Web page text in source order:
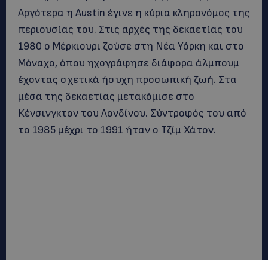
Αργότερα η Austin έγινε η κύρια κληρονόμος της
περιουσίας του. Στις αρχές της δεκαετίας του
1980 ο Μέρκιουρι ζούσε στη Νέα Υόρκη και στο
Μόναχο, όπου ηχογράφησε διάφορα άλμπουμ
έχοντας σχετικά ήσυχη προσωπική ζωή. Στα
μέσα της δεκαετίας μετακόμισε στο
Κένσινγκτον του Λονδίνου. Σύντροφός του από
το 1985 μέχρι το 1991 ήταν ο Τζίμ Χάτον.